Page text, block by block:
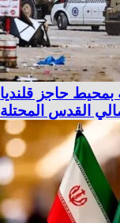
بمحيط حاجز قلنديا
القدس المحتلة